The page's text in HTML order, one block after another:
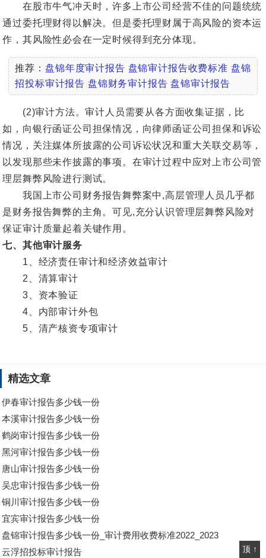
在股市牛气冲天时，许多上市公司经营不佳的问题统统
通过委托理财得以解决。但是委托理财属于高风险的资本运
作，其风险性必会在一定时候得到充分体现。
推荐：盘锦年度审计报告 盘锦审计报告收费标准 盘锦
招投标审计报告 盘锦财务审计报告 盘锦审计报告
(2)审计方法。审计人员需要从各方面收集证据，比
如，向银行函证公司担保情况，向律师函证公司担保和诉讼
情况，关注媒体所披露的公司诉讼状况和重大关联交易等，
以发现那些未作披露的事项。在审计过程中应对上市公司管
理层舞弊风险进行测试。
我国上市公司财务报告舞弊案中,高层管理人员几乎都
是财务报告舞弊的主角。可见,充分认识管理层舞弊风险对
保证审计质量起着关键作用。
七、其他审计服务
1、经济责任审计和经济效益审计
2、清算审计
3、资本验证
4、内部审计外包
5、清产核资专项审计
精选文章
伊春审计报告多少钱一份
本溪审计报告多少钱一份
鹤岗审计报告多少钱一份
黑河审计报告多少钱一份
唐山审计报告多少钱一份
吴忠审计报告多少钱一份
铜川审计报告多少钱一份
宜宾审计报告多少钱一份
盘锦审计报告多少钱一份_审计费用收费标准2022_2023
云浮招投标审计报告
顶 ↑